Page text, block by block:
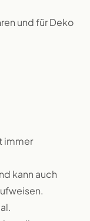
und für Deko
immer
kann auch